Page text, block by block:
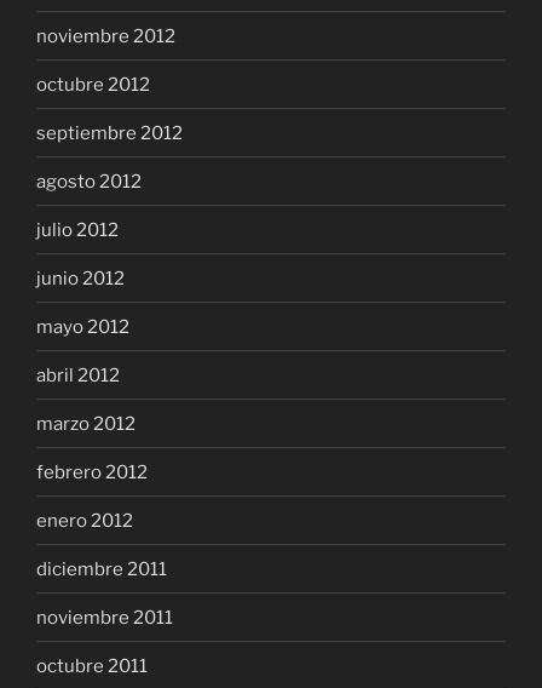
noviembre 2012
octubre 2012
septiembre 2012
agosto 2012
julio 2012
junio 2012
mayo 2012
abril 2012
marzo 2012
febrero 2012
enero 2012
diciembre 2011
noviembre 2011
octubre 2011